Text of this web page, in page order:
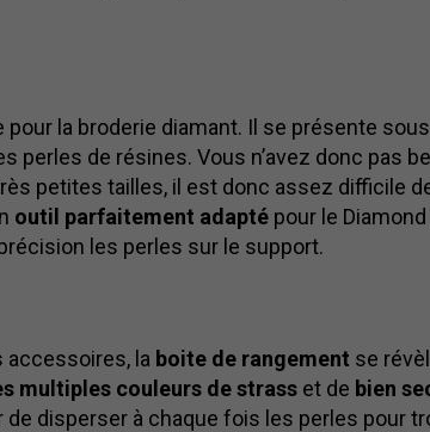
la broderie diamant. Il se présente
perles de résines. Vous n’avez donc pas
petites tailles, il est donc assez difficile
outil parfaitement adapté pour le Diamond
les perles sur le support.
accessoires, la boite de rangement se
multiples couleurs de strass et de bien
de disperser à chaque fois les perles pour